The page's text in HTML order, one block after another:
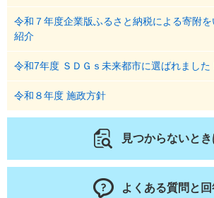
令和７年度企業版ふるさと納税による寄附
紹介
令和7年度 ＳＤＧｓ未来都市に選ばれました
令和８年度 施政方針
見つからないとき
よくある質問と